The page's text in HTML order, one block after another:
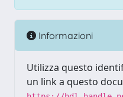
Informazioni
Utilizza questo
un link a questo